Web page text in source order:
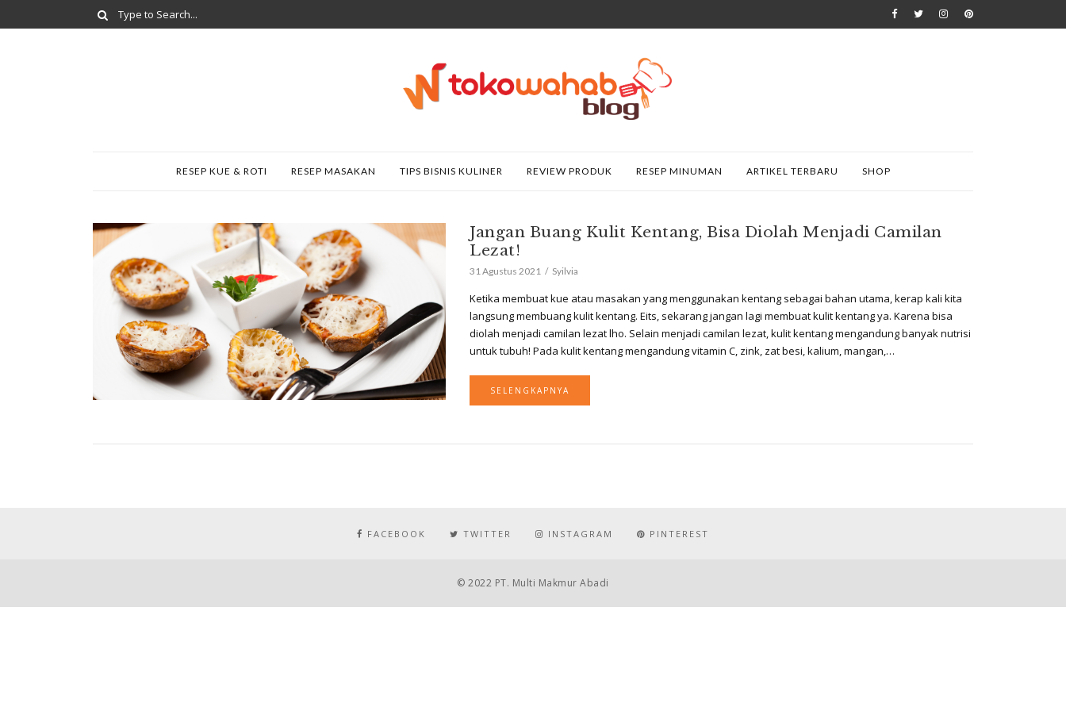
RESEP KUE & ROTI RESEP MASAKAN TIPS BISNIS KULINER REVIEW PRODUK RESEP MINUMAN ARTIKEL TERBARU SHOP
Jangan Buang Kulit Kentang, Bisa Diolah Menjadi Camilan
Lezat!
31 Agustus 2021 Syilvia
Ketika membuat kue atau masakan yang menggunakan kentang sebagai bahan utama, kerap kali kita
langsung membuang kulit kentang. Eits, sekarang jangan lagi membuat kulit kentang ya. Karena bisa
diolah menjadi camilan lezat lho. Selain menjadi camilan lezat, kulit kentang mengandung banyak nutrisi
untuk tubuh! Pada kulit kentang mengandung vitamin C, zink, zat besi, kalium, mangan,…
SELENGKAPNYA
FACEBOOK TWITTER INSTAGRAM PINTEREST
© 2022 PT. Multi Makmur Abadi